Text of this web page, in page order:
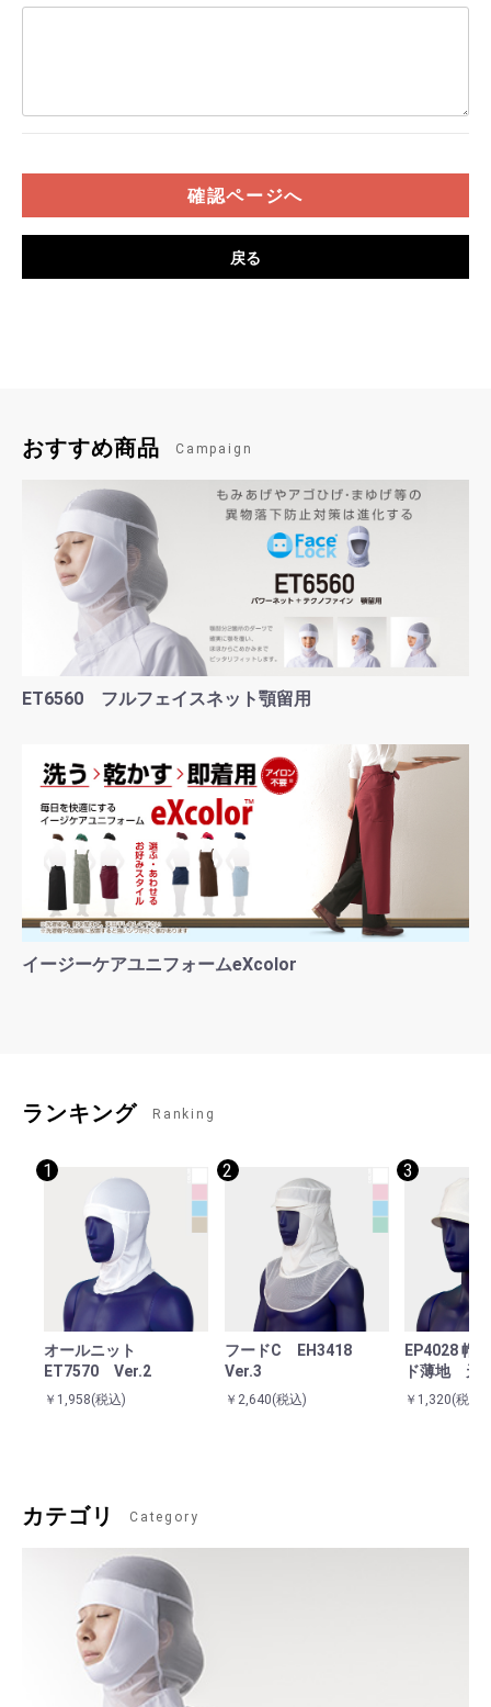
確認ページへ
戻る
おすすめ商品 Campaign
ET6560 フルフェイスネット顎留用
イージーケアユニフォームeXcolor
ランキング Ranking
1
オールニット
ET7570 Ver.2
￥1,958(税込)
2
フードC EH3418
Ver.3
￥2,640(税込)
3
EP4028 帽
ド薄地 天
￥1,320(税込)
カテゴリ Category